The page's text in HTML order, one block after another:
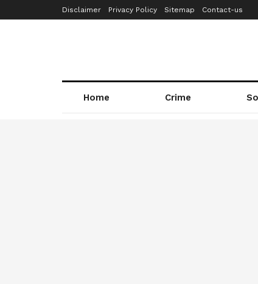
Disclaimer Privacy Policy Sitemap Contact-us
Home Crime